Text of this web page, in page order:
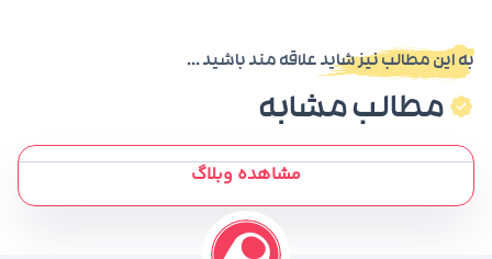
به این مطالب نیز شاید علاقه مند باشید ...
مطالب مشابه
مشاهده وبلاگ